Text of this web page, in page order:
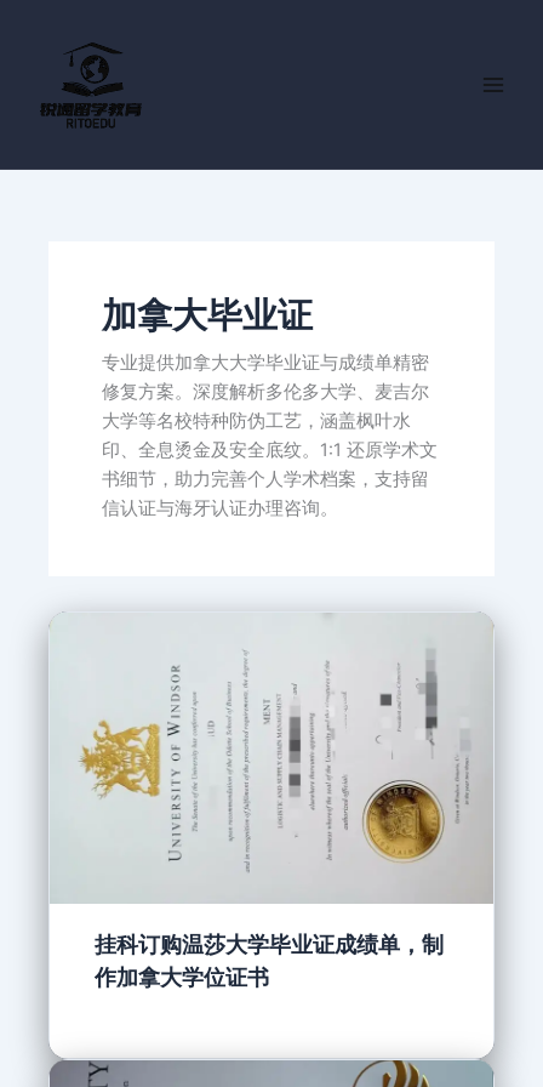
加拿大毕业证
专业提供加拿大大学毕业证与成绩单精密
修复方案。深度解析多伦多大学、麦吉尔
大学等名校特种防伪工艺，涵盖枫叶水
印、全息烫金及安全底纹。1:1 还原学术文
书细节，助力完善个人学术档案，支持留
信认证与海牙认证办理咨询。
挂科订购温莎大学毕业证成绩单，制
作加拿大学位证书